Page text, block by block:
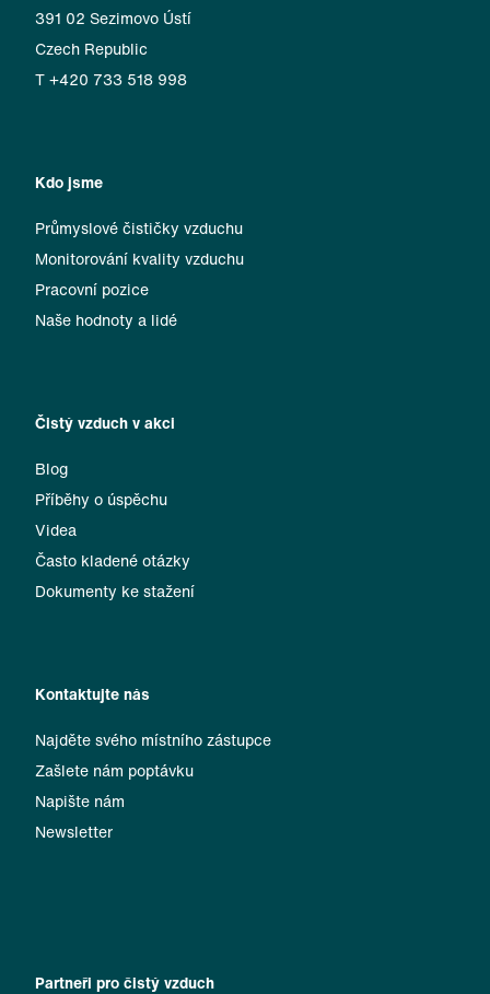
391 02 Sezimovo Ústí
Czech Republic
T +420 733 518 998
Kdo jsme
Průmyslové čističky vzduchu
Monitorování kvality vzduchu
Pracovní pozice
Naše hodnoty a lidé
Čistý vzduch v akci
Blog
Příběhy o úspěchu
Videa
Často kladené otázky
Dokumenty ke stažení
Kontaktujte nás
Najděte svého místního zástupce
Zašlete nám poptávku
Napište nám
Newsletter
Partneři pro čistý vzduch